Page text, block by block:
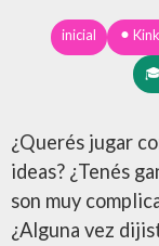
inicial ⚫︎
¿Querés jugar
ideas? ¿Tenés
son muy
¿Alguna vez